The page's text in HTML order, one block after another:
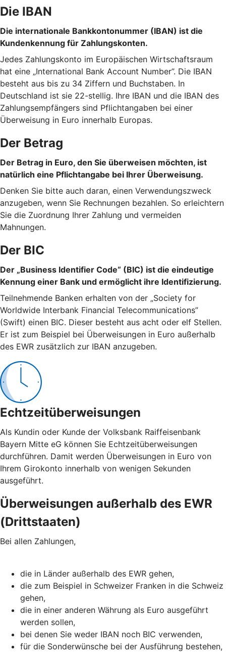
Die IBAN
Die internationale Bankkontonummer (IBAN) ist die
Kundenkennung für Zahlungskonten.
Jedes Zahlungskonto im Europäischen Wirtschaftsraum
hat eine „International Bank Account Number”. Die IBAN
besteht aus bis zu 34 Ziffern und Buchstaben. In
Deutschland ist sie 22-stellig. Ihre IBAN und die IBAN des
Zahlungsempfängers sind Pflichtangaben bei einer
Überweisung in Euro innerhalb Europas.
Der Betrag
Der Betrag in Euro, den Sie überweisen möchten, ist
natürlich eine Pflichtangabe bei Ihrer Überweisung.
Denken Sie bitte auch daran, einen Verwendungszweck
anzugeben, wenn Sie Rechnungen bezahlen. So erleichtern
Sie die Zuordnung Ihrer Zahlung und vermeiden
Mahnungen.
Der BIC
Der „Business Identifier Code“ (BIC) ist die eindeutige
Kennung einer Bank und ermöglicht ihre Identifizierung.
Teilnehmende Banken erhalten von der „Society for
Worldwide Interbank Financial Telecommunications”
(Swift) einen BIC. Dieser besteht aus acht oder elf Stellen.
Er ist zum Beispiel bei Überweisungen in Euro außerhalb
des EWR zusätzlich zur IBAN anzugeben.
Echtzeitüberweisungen
Als Kundin oder Kunde der Volksbank Raiffeisenbank
Bayern Mitte eG können Sie Echtzeitüberweisungen
durchführen. Damit werden Überweisungen in Euro von
Ihrem Girokonto innerhalb von wenigen Sekunden
ausgeführt.
Überweisungen außerhalb des EWR
(Drittstaaten)
Bei allen Zahlungen,
die in Länder außerhalb des EWR gehen,
die zum Beispiel in Schweizer Franken in die Schweiz
gehen,
die in einer anderen Währung als Euro ausgeführt
werden sollen,
bei denen Sie weder IBAN noch BIC verwenden,
für die Sonderwünsche bei der Ausführung bestehen,